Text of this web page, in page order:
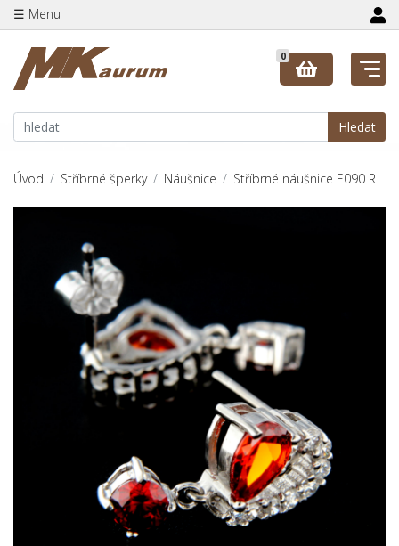
☰ Menu
Hledat
0
Úvod Stříbrné šperky Náušnice Stříbrné náušnice E090 R